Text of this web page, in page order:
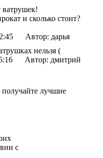
ватрушек!
и сколько стоит?
Автор: дарья
нельзя (
Автор: дмитрий
лучшие
с